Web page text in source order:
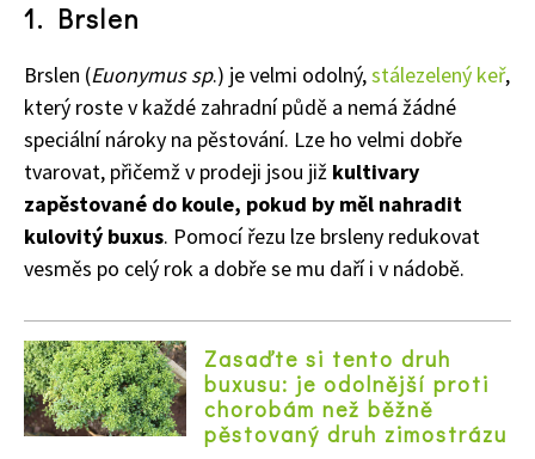
1. Brslen
Brslen (Euonymus sp.) je velmi odolný,stálezelený keř,
který roste v každé zahradní půdě a nemá žádné
speciální nároky na pěstování. Lze ho velmi dobře
tvarovat, přičemž v prodeji jsou již kultivary
zapěstované do koule, pokud by měl nahradit
kulovitý buxus. Pomocí řezu lze brsleny redukovat
vesměs po celý rok a dobře se mu daří i v nádobě.
Zasaďte si tento druh
buxusu: je odolnější proti
chorobám než běžně
pěstovaný druh zimostrázu